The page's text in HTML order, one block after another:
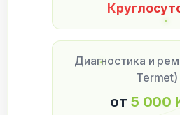
Диагностика и
Termet)
от 5 000